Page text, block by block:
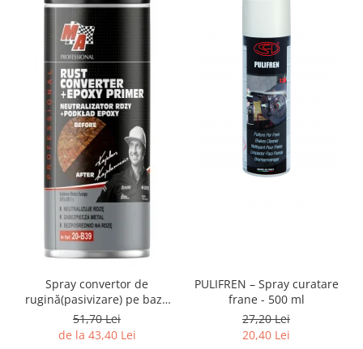
Spray convertor de
rugină(pasivizare) pe bază
de rasini epoxidice, 400 ml
51,70 Lei
de la 43,40 Lei
PULIFREN – Spray curatare
frane - 500 ml
27,20 Lei
20,40 Lei